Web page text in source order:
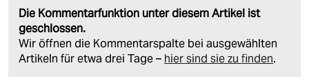
Die Kommentarfunktion unter diesem Artikel ist
geschlossen.
Wir öffnen die Kommentarspalte bei ausgewählten
Artikeln für etwa drei Tage – hier sind sie zu finden.